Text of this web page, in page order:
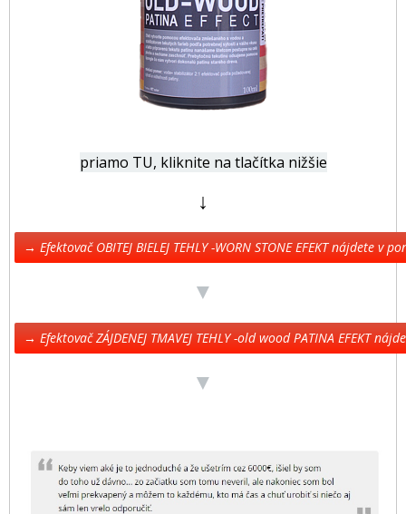
priamo TU, kliknite na tlačítka nižšie
↓
→ Efektovač OBITEJ BIELEJ TEHLY -WORN STONE EFEKT nájdete v
▼
→ Efektovač ZÁJDENEJ TMAVEJ TEHLY -old wood PATINA EFEKT
▼